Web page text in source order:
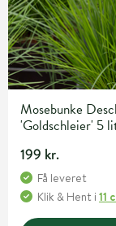
Mosebunke
'Goldschleier' 5
199 kr.
Få leveret
Klik & Hent i 11